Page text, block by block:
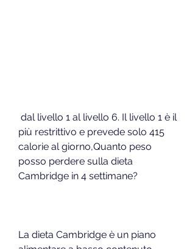
più restrittivo e prevede solo 415
calorie al giorno,Quanto peso
posso perdere sulla dieta
Cambridge in 4 settimane?
La dieta Cambridge è un piano